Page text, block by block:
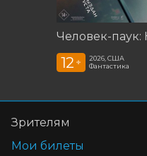
12 +
2026, США
Фантастика
Зрителям
Мои билеты